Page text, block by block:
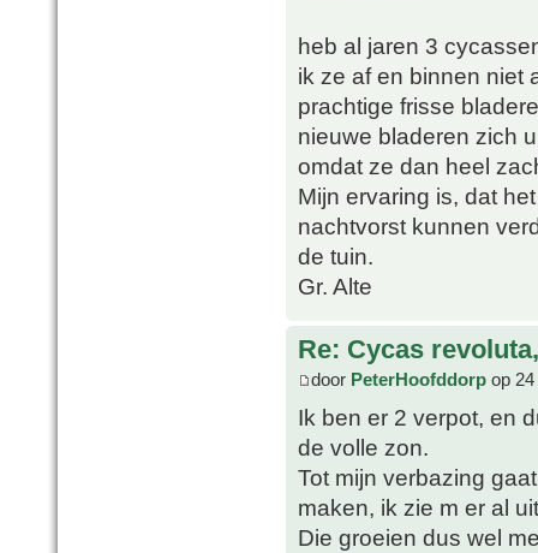
heb al jaren 3
ik ze af en binnen niet
prachtige frisse
nieuwe bladeren zich
omdat ze dan heel
Mijn ervaring is, dat
nachtvorst kunnen
de tuin.
Gr. Alte
Re: Cycas
door PeterHoofddorp op
Ik ben er 2 verpot, en
de volle zon.
Tot mijn verbazing
maken, ik zie m er al
Die groeien dus wel